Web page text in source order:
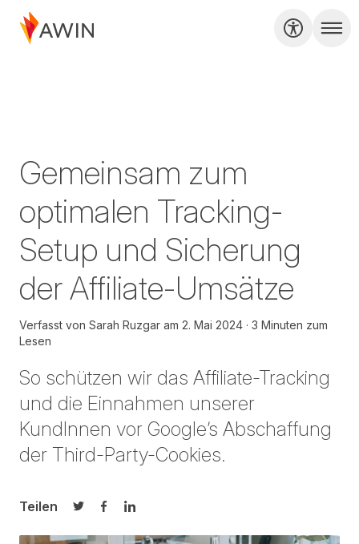
Gemeinsam zum
optimalen Tracking-
Setup und Sicherung
der Affiliate-Umsätze
Verfasst von Sarah Ruzgar am 2. Mai 2024
3 Minuten zum
Lesen
So schützen wir das Affiliate-Tracking
und die Einnahmen unserer
KundInnen vor Google’s Abschaffung
der Third-Party-Cookies.
Teilen
Auf Twitter teilen
Auf Facebook teilen
Auf LinkedIn teilen